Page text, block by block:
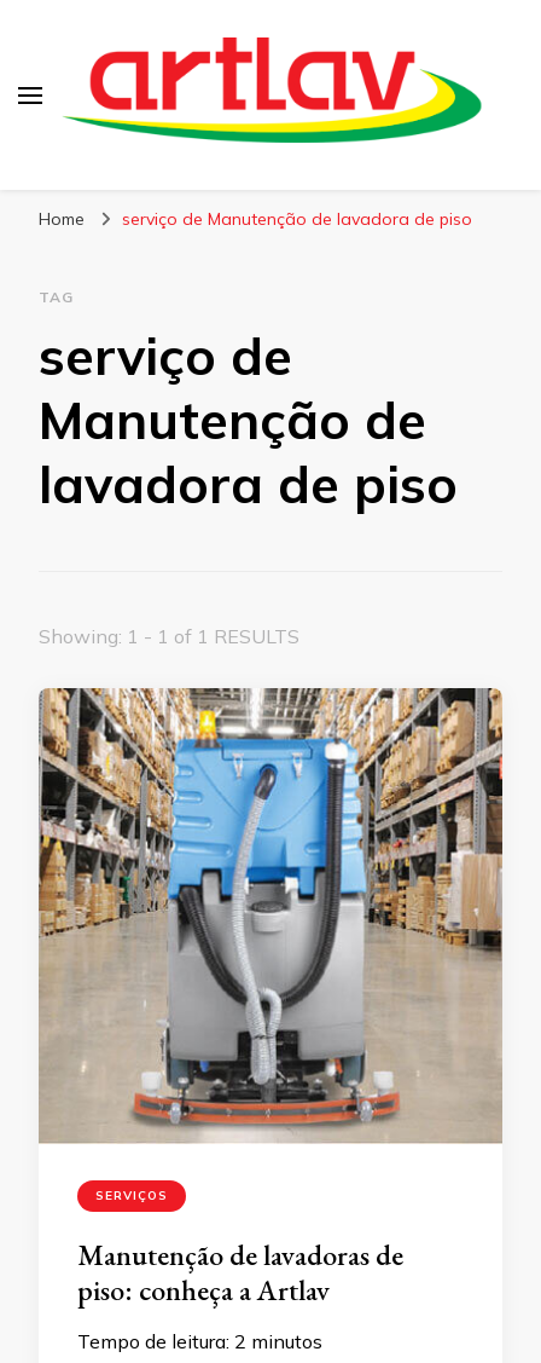
Home serviço de Manutenção de lavadora de piso
TAG
serviço de
Manutenção de
lavadora de piso
Showing: 1 - 1 of 1 RESULTS
SERVIÇOS
Manutenção de lavadoras de
piso: conheça a Artlav
Tempo de leitura: 2 minutos